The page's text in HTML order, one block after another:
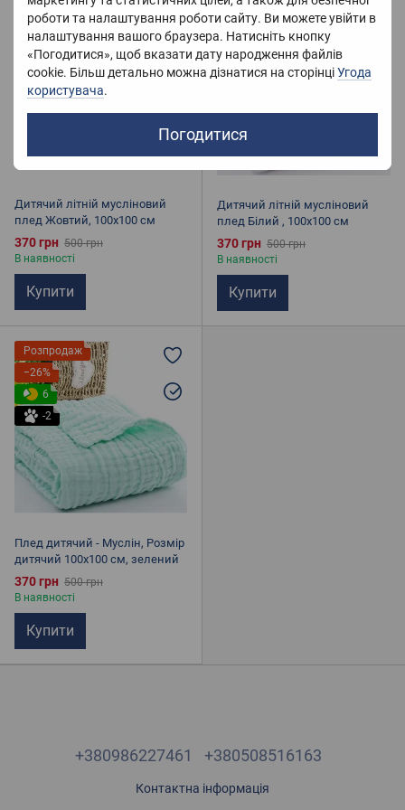
роботи та налаштування роботи сайту. Ви можете увійти в
налаштування вашого браузера. Натисніть кнопку
«Погодитися», щоб вказати дату народження файлів
cookie. Більш детально можна дізнатися на сторінціУгода
користувача.
Погодитися
Розпродаж
−26%
Дитячий літній мусліновий
плед Жовтий, 100х100 см
370 грн 500 грн
В наявності
Купити
Розпродаж
−26%
Дитячий літній мусліновий
плед Білий , 100х100 см
370 грн 500 грн
В наявності
Купити
Розпродаж
−26%
6
-2
Плед дитячий - Муслін, Розмір
дитячий 100х100 см, зелений
370 грн 500 грн
В наявності
Купити
+380986227461 +380508516163
Контактна інформація